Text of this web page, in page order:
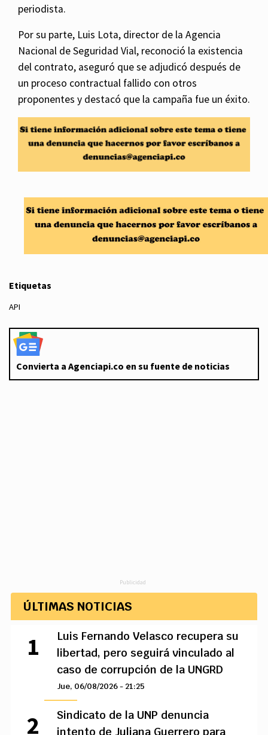
periodista.
Por su parte, Luis Lota, director de la Agencia
Nacional de Seguridad Vial, reconoció la existencia
del contrato, aseguró que se adjudicó después de
un proceso contractual fallido con otros
proponentes y destacó que la campaña fue un éxito.
Etiquetas
API
Convierta a Agenciapi.co en su fuente de noticias
Publicidad
ÚLTIMAS NOTICIAS
Luis Fernando Velasco recupera su
libertad, pero seguirá vinculado al
caso de corrupción de la UNGRD
Jue, 06/08/2026 - 21:25
Sindicato de la UNP denuncia
intento de Juliana Guerrero para